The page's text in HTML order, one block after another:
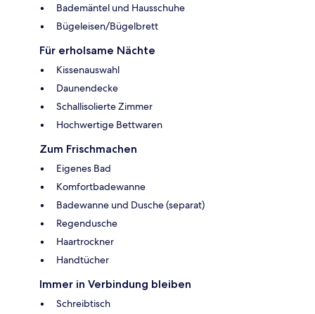
Bademäntel und Hausschuhe
Bügeleisen/Bügelbrett
Für erholsame Nächte
Kissenauswahl
Daunendecke
Schallisolierte Zimmer
Hochwertige Bettwaren
Zum Frischmachen
Eigenes Bad
Komfortbadewanne
Badewanne und Dusche (separat)
Regendusche
Haartrockner
Handtücher
Immer in Verbindung bleiben
Schreibtisch